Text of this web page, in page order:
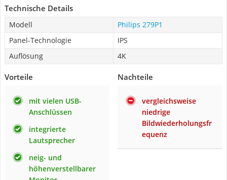
Technische Details
Modell
Philips 279P1
Panel-Technologie
IPS
Auflösung
4K
Vorteile
mit vielen USB-
Anschlüssen
integrierte
Lautsprecher
neig- und
höhenverstellbarer
Nachteile
vergleichsweise
niedrige
Bildwiederholungsfr
equenz